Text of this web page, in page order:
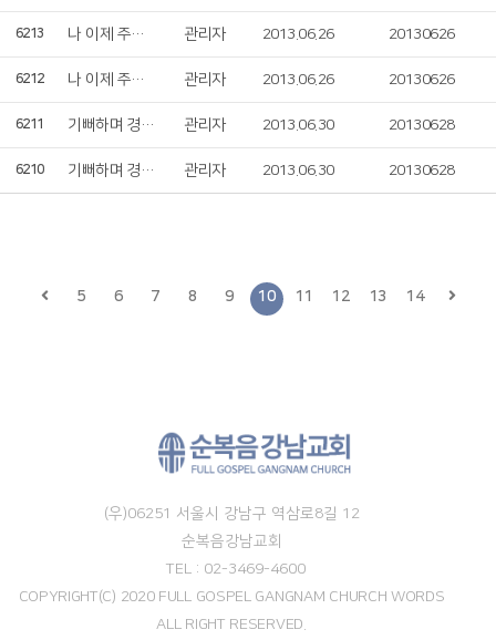
6213 나 이제 주님의 새 새명 얻은 몸 관리자 2013.06.26 20130626
6212 나 이제 주님의 새 새명 얻은 몸 관리자 2013.06.26 20130626
6211 기뻐하며 경배하세 관리자 2013.06.30 20130628
6210 기뻐하며 경배하세 관리자 2013.06.30 20130628
5 6 7 8 9 10 11 12 13 14
(우)06251 서울시 강남구 역삼로8길 12
순복음강남교회
TEL : 02-3469-4600
COPYRIGHT(C) 2020 FULL GOSPEL GANGNAM CHURCH WORDS
ALL RIGHT RESERVED.